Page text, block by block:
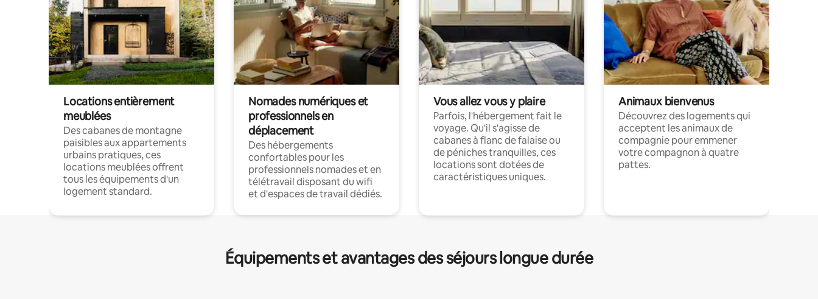
Locations entièrement
meublées
Des cabanes de montagne
paisibles aux appartements
urbains pratiques, ces
locations meublées offrent
tous les équipements d'un
logement standard.
Nomades numériques et
professionnels en
déplacement
Des hébergements
confortables pour les
professionnels nomades et en
télétravail disposant du wifi
et d'espaces de travail dédiés.
Vous allez vous y plaire
Parfois, l'hébergement fait le
voyage. Qu'il s'agisse de
cabanes à flanc de falaise ou
de péniches tranquilles, ces
locations sont dotées de
caractéristiques uniques.
Animaux bienvenus
Découvrez des logements qui
acceptent les animaux de
compagnie pour emmener
votre compagnon à quatre
pattes.
Équipements et avantages des séjours longue durée